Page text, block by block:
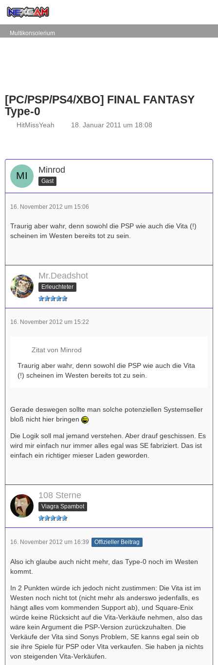
Multikonsolerium
[PC/PSP/PS4/XBO] FINAL FANTASY
Type-0
HitMissYeah 18. Januar 2011 um 18:08
Minrod
Gast
16. November 2012 um 15:06
Traurig aber wahr, denn sowohl die PSP wie auch die Vita (!)
scheinen im Westen bereits tot zu sein.
Mr.Deadshot
Erleuchteter
16. November 2012 um 15:22
Zitat von Minrod
Traurig aber wahr, denn sowohl die PSP wie auch die Vita
(!) scheinen im Westen bereits tot zu sein.
Gerade deswegen sollte man solche potenziellen Systemseller
bloß nicht hier bringen
Die Logik soll mal jemand verstehen. Aber drauf geschissen. Es
wird mir einfach nur immer alles egal was SE fabriziert. Das ist
einfach ein richtiger mieser Laden geworden.
108 Sterne
Viagra Spambot
16. November 2012 um 16:39 Offizieller Beitrag
Also ich glaube auch nicht mehr, das Type-0 noch im Westen
kommt.
In 2 Punkten würde ich jedoch nicht zustimmen: Die Vita ist im
Westen noch nicht tot (nicht mehr als anderswo jedenfalls, es
hängt alles vom kommenden Support ab), und Square-Enix
würde keine Rücksicht auf die Vita-Verkäufe nehmen, also das
wäre kein Argument die PSP-Version zurückzuhalten. Die
Verkäufe der Vita sind Sonys Problem, SE kanns egal sein ob
sie ihre Spiele für PSP oder Vita verkaufen. Sie haben ja nichts
von steigenden Vita-Verkäufen.